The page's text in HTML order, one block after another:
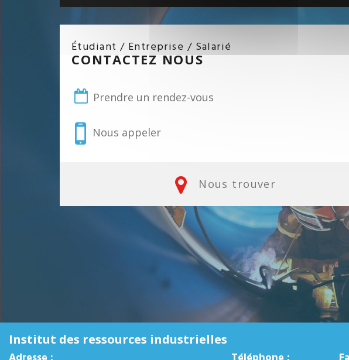
Étudiant / Entreprise / Salarié
CONTACTEZ NOUS
Prendre un rendez-vous
Nous appeler
Nous trouver
Institut des ressources industrielles